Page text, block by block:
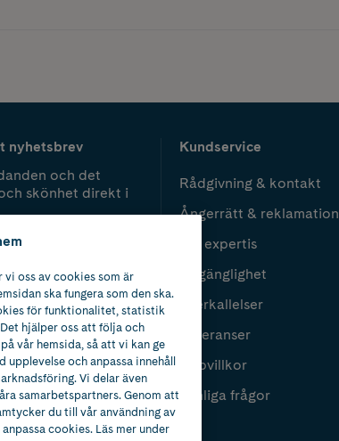
nyhetsbrev
och det
skönhet direkt i
Kundservice
Rådgivning & kontakt
Ångerrätt & reklamation
Vår expertis
Tillgänglighet
Återkallelser
Leveranser
Köpvillkor
Vanliga frågor
vi oss av cookies som är
ska fungera som den ska.
för funktionalitet, statistik
hjälper oss att följa och
vår hemsida, så att vi kan ge
upplevelse och anpassa innehåll
Vi delar även
samarbetspartners. Genom att
du till vår användning av
cookies. Läs mer under